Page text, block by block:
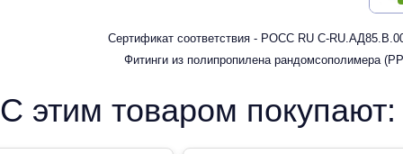
Сертификат соответствия - РОСС RU С-
Фитинги из полипропилена рандомсополимера
С этим товаром покупают: